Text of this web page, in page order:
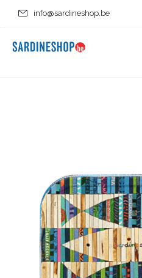
info@sardineshop.be